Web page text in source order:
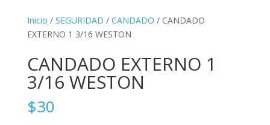
Inicio / SEGURIDAD / CANDADO / CANDADO
EXTERNO 1 3/16 WESTON
CANDADO EXTERNO 1
3/16 WESTON
$30